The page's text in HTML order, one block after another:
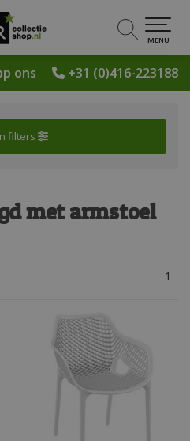
+31 (0)416-223188
ons
MENU
filters
met armstoel
1